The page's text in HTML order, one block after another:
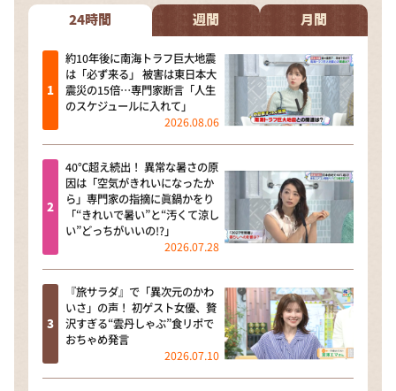
本日はダイアンなり！シーズン２
朝だ！生です旅サラダ
教えて！ニュースライブ 正義のミカタ
ＬＩＦＥ～夢のカタチ～
新婚さんいらっしゃい！
ポツンと一軒家
ザキ山小屋本館
ぺこぱのまるスポ
24時間 週間 月間
約10年後に南海トラフ巨大地震
は「必ず来る」 被害は東日本大
震災の15倍…専門家断言「人生
のスケジュールに入れて」
2026.08.06
40℃超え続出！ 異常な暑さの原
因は「空気がきれいになったか
ら」専門家の指摘に眞鍋かをり
「“きれいで暑い”と“汚くて涼し
い”どっちがいいの!?」
2026.07.28
『旅サラダ』で「異次元のかわ
いさ」の声！ 初ゲスト女優、贅
沢すぎる“雲丹しゃぶ”食リポで
おちゃめ発言
2026.07.10